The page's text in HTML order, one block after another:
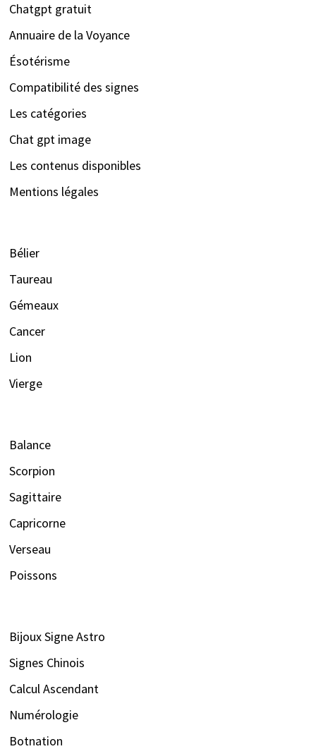
Chatgpt gratuit
Annuaire de la Voyance
Ésotérisme
Compatibilité des signes
Les catégories
Chat gpt image
Les contenus disponibles
Mentions légales
Bélier
Taureau
Gémeaux
Cancer
Lion
Vierge
Balance
Scorpion
Sagittaire
Capricorne
Verseau
Poissons
Bijoux Signe Astro
Signes Chinois
Calcul Ascendant
Numérologie
Botnation